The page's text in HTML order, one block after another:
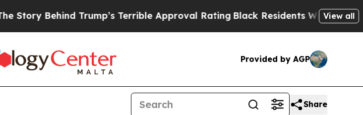
Behind Trump’s Terrible Approval RatingBlack Residents Warned of Abusive
View all
Provided by AGP
Share